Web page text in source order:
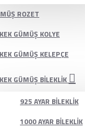
ROZET
GÜMÜŞ KOLYE
GÜMÜŞ KELEPÇE
GÜMÜŞ BILEKLIK
925 AYAR BILEKLIK
1000 AYAR BILEKLIK